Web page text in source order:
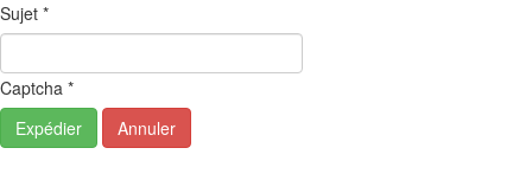
Sujet *
Captcha *
Expédier
Annuler